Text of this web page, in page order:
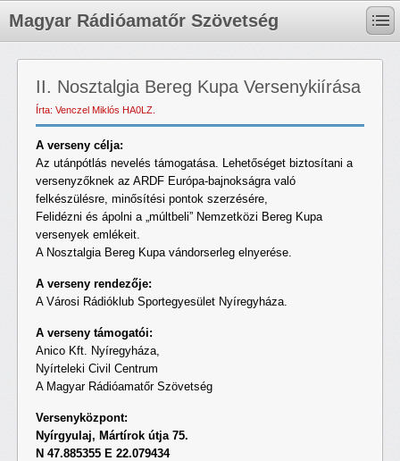
Magyar Rádióamatőr Szövetség
II. Nosztalgia Bereg Kupa Versenykiírása
Írta: Venczel Miklós HA0LZ.
A verseny célja:
Az utánpótlás nevelés támogatása. Lehetőséget biztosítani a
versenyzőknek az ARDF Európa-bajnokságra való
felkészülésre, minősítési pontok szerzésére,
Felidézni és ápolni a „múltbeli” Nemzetközi Bereg Kupa
versenyek emlékeit.
A Nosztalgia Bereg Kupa vándorserleg elnyerése.
A verseny rendezője:
A Városi Rádióklub Sportegyesület Nyíregyháza.
A verseny támogatói:
Anico Kft. Nyíregyháza,
Nyírteleki Civil Centrum
A Magyar Rádióamatőr Szövetség
Versenyközpont:
Nyírgyulaj, Mártírok útja 75.
N 47.885355 E 22.079434